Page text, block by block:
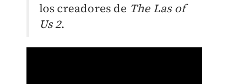
los creadores de The Las of
Us 2.